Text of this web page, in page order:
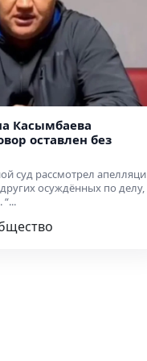
Касымбаева
оставлен без
суд рассмотрел
осуждённых по делу,